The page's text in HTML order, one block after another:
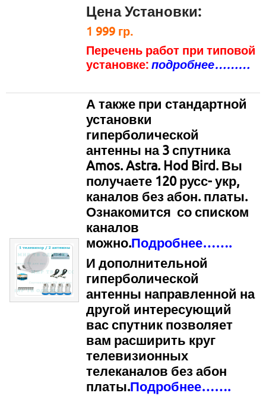
Цена Установки:
1 999 гр.
Перечень работ при типовой
установке: подробнее………
А также при стандартной
установки
гиперболической
антенны на 3 спутника
Amos. Astra. Hod Bird. Вы
получаете 120 русс- укр,
каналов без абон. платы.
Ознакомится со списком
каналов
можно.Подробнее…….
И дополнительной
гиперболической
антенны направленной на
другой интересующий
вас спутник позволяет
вам расширить круг
телевизионных
телеканалов без абон
платы.Подробнее…….